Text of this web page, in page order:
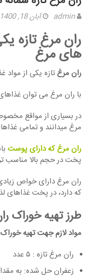
admin آبان 18, 1400
ران مرغ تازه
های مرغ
ران مرغتازه یکی از مواد
با ران مرغ می توان
در بسیاری از مواقع
مرغ میدانند و تمامی
ران مرغ که دارای پوست
پخت در حجم بالا مناسب
ران مرغ دارای خواص
که دارد، در پخت غذاهای
طرز تهیه خوراک
مواد لازم جهت تهیه
ران مرغ تازه : ۵ عدد
زعفران حل شده: به